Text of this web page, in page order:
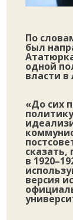
По
был
одной
власти
«До сих
в
версия